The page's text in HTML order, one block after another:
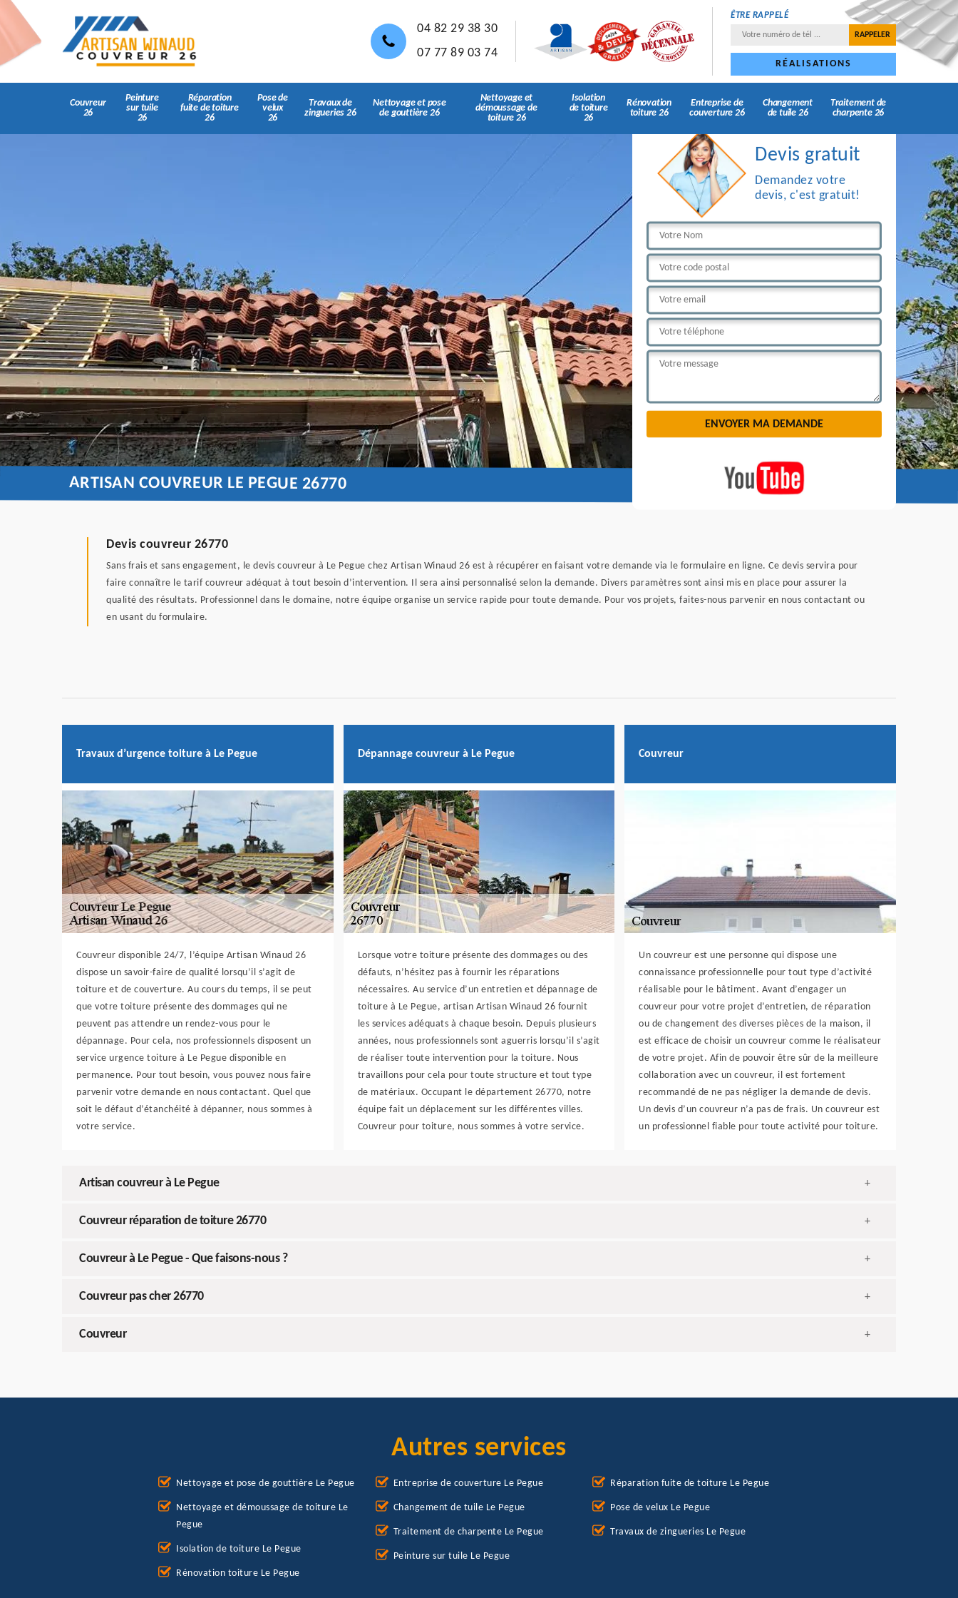
04 82 29 38 30
07 77 89 03 74
ÊTRE RAPPELÉ
RÉALISATIONS
Couvreur
26
Peinture
sur tuile
26
Réparation
fuite de toiture
26
Pose de
velux
26
Travaux de
zingueries 26
Nettoyage et pose
de gouttière 26
Nettoyage et
démoussage de
toiture 26
Isolation
de toiture
26
Rénovation
toiture 26
Entreprise de
couverture 26
Changement
de tuile 26
Traitement de
charpente 26
Devis gratuit
Demandez votre
devis, c'est gratuit!
ARTISAN COUVREUR LE PEGUE 26770
Devis couvreur 26770
Sans frais et sans engagement, le devis couvreur à Le Pegue chez Artisan Winaud 26 est à récupérer en faisant votre demande via le formulaire en ligne. Ce devis servira pour
faire connaître le tarif couvreur adéquat à tout besoin d’intervention. Il sera ainsi personnalisé selon la demande. Divers paramètres sont ainsi mis en place pour assurer la
qualité des résultats. Professionnel dans le domaine, notre équipe organise un service rapide pour toute demande. Pour vos projets, faites-nous parvenir en nous contactant ou
en usant du formulaire.
Travaux d’urgence toiture à Le Pegue
Couvreur disponible 24/7, l’équipe Artisan Winaud 26
dispose un savoir-faire de qualité lorsqu’il s’agit de
toiture et de couverture. Au cours du temps, il se peut
que votre toiture présente des dommages qui ne
peuvent pas attendre un rendez-vous pour le
dépannage. Pour cela, nos professionnels disposent un
service urgence toiture à Le Pegue disponible en
permanence. Pour tout besoin, vous pouvez nous faire
parvenir votre demande en nous contactant. Quel que
soit le défaut d’étanchéité à dépanner, nous sommes à
votre service.
Dépannage couvreur à Le Pegue
Lorsque votre toiture présente des dommages ou des
défauts, n’hésitez pas à fournir les réparations
nécessaires. Au service d’un entretien et dépannage de
toiture à Le Pegue, artisan Artisan Winaud 26 fournit
les services adéquats à chaque besoin. Depuis plusieurs
années, nous professionnels sont aguerris lorsqu’il s’agit
de réaliser toute intervention pour la toiture. Nous
travaillons pour cela pour toute structure et tout type
de matériaux. Occupant le département 26770, notre
équipe fait un déplacement sur les différentes villes.
Couvreur pour toiture, nous sommes à votre service.
Couvreur
Un couvreur est une personne qui dispose une
connaissance professionnelle pour tout type d’activité
réalisable pour le bâtiment. Avant d’engager un
couvreur pour votre projet d’entretien, de réparation
ou de changement des diverses pièces de la maison, il
est efficace de choisir un couvreur comme le réalisateur
de votre projet. Afin de pouvoir être sûr de la meilleure
collaboration avec un couvreur, il est fortement
recommandé de ne pas négliger la demande de devis.
Un devis d’un couvreur n’a pas de frais. Un couvreur est
un professionnel fiable pour toute activité pour toiture.
Artisan couvreur à Le Pegue +
Couvreur réparation de toiture 26770 +
Couvreur à Le Pegue - Que faisons-nous ? +
Couvreur pas cher 26770 +
Couvreur +
Autres services
Nettoyage et pose de gouttière Le Pegue
Nettoyage et démoussage de toiture Le
Pegue
Isolation de toiture Le Pegue
Rénovation toiture Le Pegue
Entreprise de couverture Le Pegue
Changement de tuile Le Pegue
Traitement de charpente Le Pegue
Peinture sur tuile Le Pegue
Réparation fuite de toiture Le Pegue
Pose de velux Le Pegue
Travaux de zingueries Le Pegue